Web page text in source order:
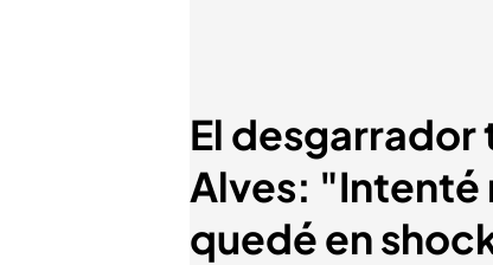
El desgarrador
Alves: "Intenté
quedé en